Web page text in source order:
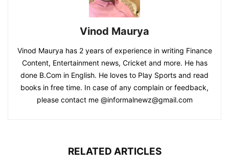
Vinod Maurya
Vinod Maurya has 2 years of experience in writing Finance
Content, Entertainment news, Cricket and more. He has
done B.Com in English. He loves to Play Sports and read
books in free time. In case of any complain or feedback,
please contact me @informalnewz@gmail.com
RELATED ARTICLES